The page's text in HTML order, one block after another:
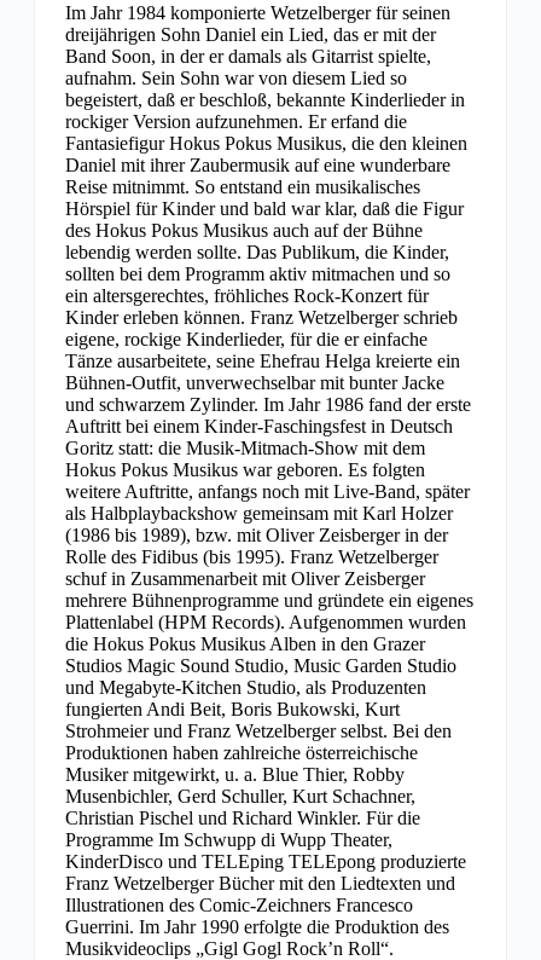
Im Jahr 1984 komponierte Wetzelberger für seinen
dreijährigen Sohn Daniel ein Lied, das er mit der
Band Soon, in der er damals als Gitarrist spielte,
aufnahm. Sein Sohn war von diesem Lied so
begeistert, daß er beschloß, bekannte Kinderlieder in
rockiger Version aufzunehmen. Er erfand die
Fantasiefigur Hokus Pokus Musikus, die den kleinen
Daniel mit ihrer Zaubermusik auf eine wunderbare
Reise mitnimmt. So entstand ein musikalisches
Hörspiel für Kinder und bald war klar, daß die Figur
des Hokus Pokus Musikus auch auf der Bühne
lebendig werden sollte. Das Publikum, die Kinder,
sollten bei dem Programm aktiv mitmachen und so
ein altersgerechtes, fröhliches Rock-Konzert für
Kinder erleben können. Franz Wetzelberger schrieb
eigene, rockige Kinderlieder, für die er einfache
Tänze ausarbeitete, seine Ehefrau Helga kreierte ein
Bühnen-Outfit, unverwechselbar mit bunter Jacke
und schwarzem Zylinder. Im Jahr 1986 fand der erste
Auftritt bei einem Kinder-Faschingsfest in Deutsch
Goritz statt: die Musik-Mitmach-Show mit dem
Hokus Pokus Musikus war geboren. Es folgten
weitere Auftritte, anfangs noch mit Live-Band, später
als Halbplaybackshow gemeinsam mit Karl Holzer
(1986 bis 1989), bzw. mit Oliver Zeisberger in der
Rolle des Fidibus (bis 1995). Franz Wetzelberger
schuf in Zusammenarbeit mit Oliver Zeisberger
mehrere Bühnenprogramme und gründete ein eigenes
Plattenlabel (HPM Records). Aufgenommen wurden
die Hokus Pokus Musikus Alben in den Grazer
Studios Magic Sound Studio, Music Garden Studio
und Megabyte-Kitchen Studio, als Produzenten
fungierten Andi Beit, Boris Bukowski, Kurt
Strohmeier und Franz Wetzelberger selbst. Bei den
Produktionen haben zahlreiche österreichische
Musiker mitgewirkt, u. a. Blue Thier, Robby
Musenbichler, Gerd Schuller, Kurt Schachner,
Christian Pischel und Richard Winkler. Für die
Programme Im Schwupp di Wupp Theater,
KinderDisco und TELEping TELEpong produzierte
Franz Wetzelberger Bücher mit den Liedtexten und
Illustrationen des Comic-Zeichners Francesco
Guerrini. Im Jahr 1990 erfolgte die Produktion des
Musikvideoclips „Gigl Gogl Rock’n Roll“.